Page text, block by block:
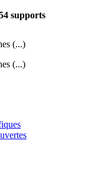
supports
(...)
(...)